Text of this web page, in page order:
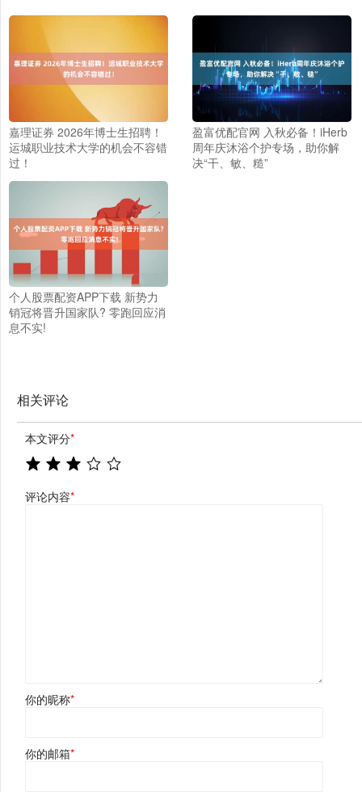
嘉理证券 2026年博士生招聘！
运城职业技术大学的机会不容错
过！
盈富优配官网 入秋必备！iHerb
周年庆沐浴个护专场，助你解
决“干、敏、糙”
个人股票配资APP下载 新势力
销冠将晋升国家队? 零跑回应消
息不实!
相关评论
本文评分*
评论内容*
你的昵称*
你的邮箱*